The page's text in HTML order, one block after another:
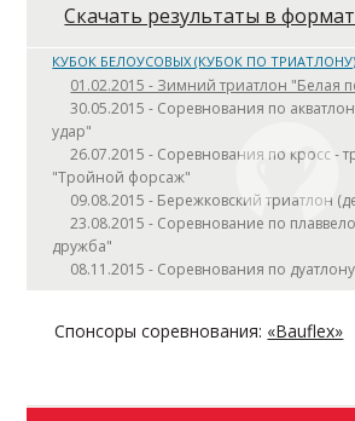
Скачать результаты в
КУБОК БЕЛОУСОВЫХ (КУБОК ПО ТРИАТЛОНУ)
01.02.2015 - Зимний триатлон "Белая
30.05.2015 - Соревнования по
удар"
26.07.2015 - Соревнования по кросс -
"Тройной форсаж"
09.08.2015 - Бережковский триатлон
23.08.2015 - Соревнование по
дружба"
08.11.2015 - Соревнования по
Спонсоры соревнования: «Bauflex»